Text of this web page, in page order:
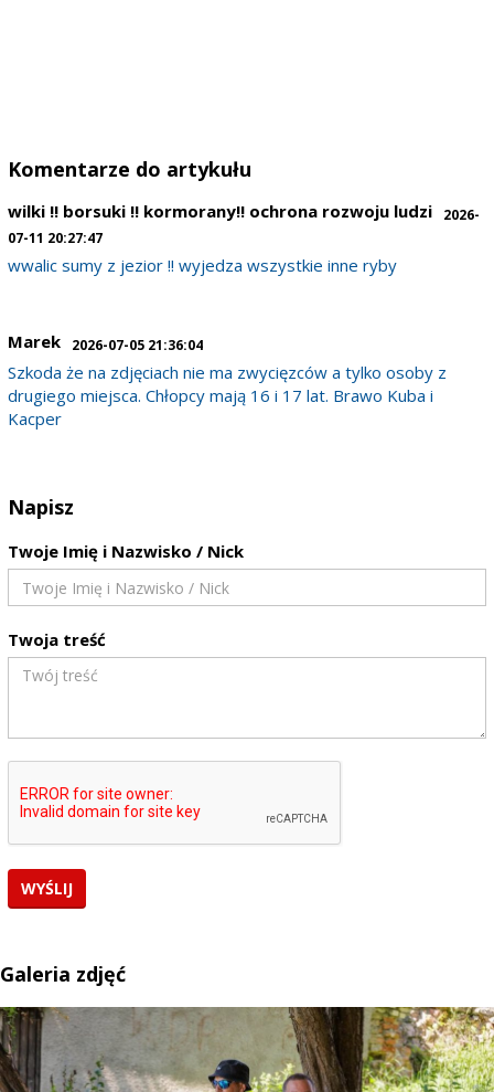
Komentarze do artykułu
wilki !! borsuki !! kormorany!! ochrona rozwoju ludzi
2026-
07-11 20:27:47
wwalic sumy z jezior !! wyjedza wszystkie inne ryby
Marek 2026-07-05 21:36:04
Szkoda że na zdjęciach nie ma zwycięzców a tylko osoby z
drugiego miejsca. Chłopcy mają 16 i 17 lat. Brawo Kuba i
Kacper
Napisz
Twoje Imię i Nazwisko / Nick
Twoja treść
Galeria zdjęć